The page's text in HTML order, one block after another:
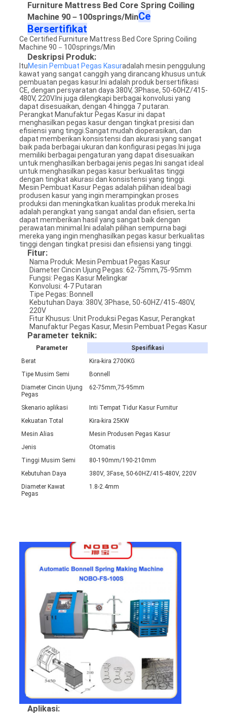
Furniture Mattress Bed Core Spring Coiling
Machine 90－100springs/MinCe
Bersertifikat
Ce Certified Furniture Mattress Bed Core Spring Coiling
Machine 90－100springs/Min
Deskripsi Produk:
ItuMesin Pembuat Pegas Kasuradalah mesin penggulung
kawat yang sangat canggih yang dirancang khusus untuk
pembuatan pegas kasur.Ini adalah produk bersertifikasi
CE, dengan persyaratan daya 380V, 3Phase, 50-60HZ/415-
480V, 220V.Ini juga dilengkapi berbagai konvolusi yang
dapat disesuaikan, dengan 4 hingga 7 putaran.
Perangkat Manufaktur Pegas Kasur ini dapat
menghasilkan pegas kasur dengan tingkat presisi dan
efisiensi yang tinggi.Sangat mudah dioperasikan, dan
dapat memberikan konsistensi dan akurasi yang sangat
baik pada berbagai ukuran dan konfigurasi pegas.Ini juga
memiliki berbagai pengaturan yang dapat disesuaikan
untuk menghasilkan berbagai jenis pegas.Ini sangat ideal
untuk menghasilkan pegas kasur berkualitas tinggi
dengan tingkat akurasi dan konsistensi yang tinggi.
Mesin Pembuat Kasur Pegas adalah pilihan ideal bagi
produsen kasur yang ingin merampingkan proses
produksi dan meningkatkan kualitas produk mereka.Ini
adalah perangkat yang sangat andal dan efisien, serta
dapat memberikan hasil yang sangat baik dengan
perawatan minimal.Ini adalah pilihan sempurna bagi
mereka yang ingin menghasilkan pegas kasur berkualitas
tinggi dengan tingkat presisi dan efisiensi yang tinggi.
Fitur:
Nama Produk: Mesin Pembuat Pegas Kasur
Diameter Cincin Ujung Pegas: 62-75mm,75-95mm
Fungsi: Pegas Kasur Melingkar
Konvolusi: 4-7 Putaran
Tipe Pegas: Bonnell
Kebutuhan Daya: 380V, 3Phase, 50-60HZ/415-480V,
220V
Fitur Khusus: Unit Produksi Pegas Kasur, Perangkat
Manufaktur Pegas Kasur, Mesin Pembuat Pegas Kasur
Parameter teknik:
Parameter
Spesifikasi
Berat
Kira-kira 2700KG
Tipe Musim Semi
Bonnell
Diameter Cincin Ujung
Pegas
62-75mm,75-95mm
Skenario aplikasi
Inti Tempat Tidur Kasur Furnitur
Kekuatan Total
Kira-kira 25KW
Mesin Alias
Mesin Produsen Pegas Kasur
Jenis
Otomatis
Tinggi Musim Semi
80-190mm/190-210mm
Kebutuhan Daya
380V, 3Fase, 50-60HZ/415-480V, 220V
Diameter Kawat
Pegas
1.8-2.4mm
Aplikasi: